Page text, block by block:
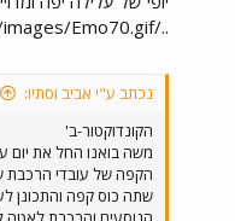
../images/Emo70.gif../images/Emo70.gif
נכתב ע"י אביב וסתיו:
הקונדוקטור-ב'
משה בואנו החל את יום
הקפה של עובדי הרכבת
שתה כוס קפה והתכונן